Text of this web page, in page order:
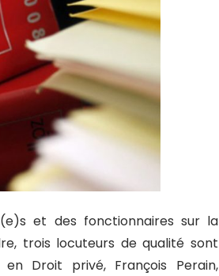
et des fonctionnaires sur la
trois locuteurs de qualité sont
Droit privé, François Perain,